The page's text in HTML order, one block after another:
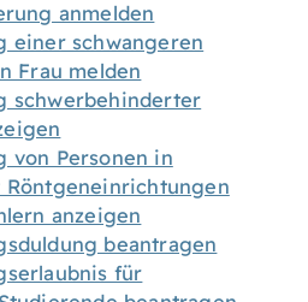
anmelden
einer schwangeren
Frau melden
schwerbehinderter
von Personen in
anzeigen
beantragen
für